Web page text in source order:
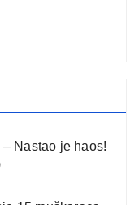
Nastao je haos!